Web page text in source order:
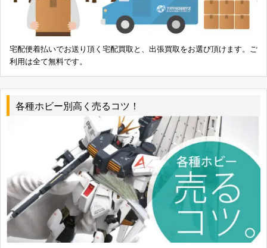
マックスファクトリー 初音ミク TYPE2020 1/7 塗
装済み完成品
4545784041697
ギフト フェイト・テスタロッサ 水着ver. 1/4 4562200828434
グッドスマイルカンパニー 1/7 スーパーソニコ
After The Party
4571368442246
プラム 香月ナナ 1/7
ホビージャパン 1/8 ベルフェゴール 4981932507293
アルター アティ 1/8 4560228203424
スカイチューブ アストレア 水着ver. 1/7 塗装済み
完成品フィギュア
4562283270694
タミヤ ラジコン 1/10 ホーネット 組み立てキット
58336
4950344583362
バンダイ 1/100 MG MS-06R-1A ザクII 黒い三連星
4543112523730
宅配便着払いでお送り頂く宅配買取と、出張買取をお選び頂けます。ご
利用は全て無料です。
各種ホビー別高く売るコツ！